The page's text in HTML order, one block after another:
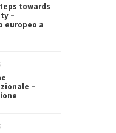
towards
–
europeo a
–